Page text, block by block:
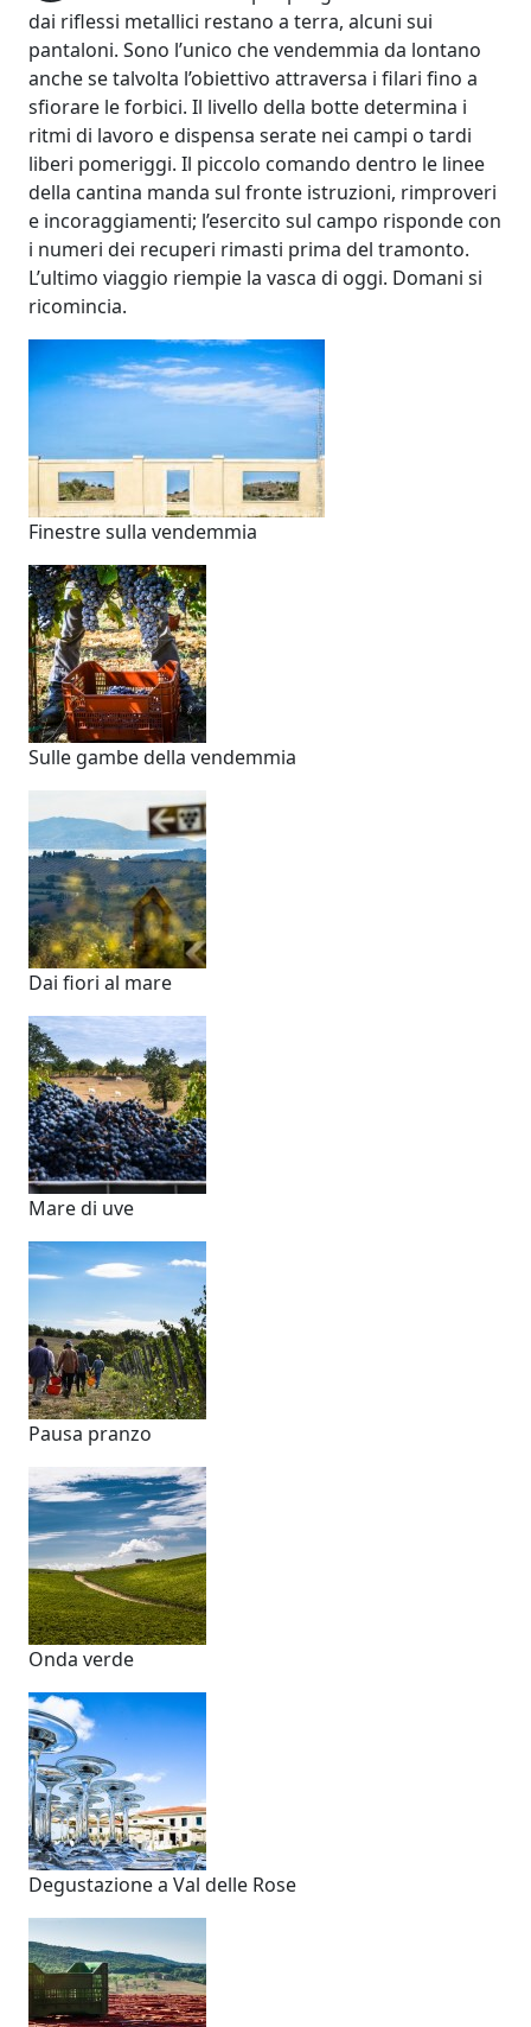
dai riflessi metallici restano a terra, alcuni sui
pantaloni. Sono l’unico che vendemmia da lontano
anche se talvolta l’obiettivo attraversa i filari fino a
sfiorare le forbici. Il livello della botte determina i
ritmi di lavoro e dispensa serate nei campi o tardi
liberi pomeriggi. Il piccolo comando dentro le linee
della cantina manda sul fronte istruzioni, rimproveri
e incoraggiamenti; l’esercito sul campo risponde con
i numeri dei recuperi rimasti prima del tramonto.
L’ultimo viaggio riempie la vasca di oggi. Domani si
ricomincia.
Finestre sulla vendemmia
Sulle gambe della vendemmia
Dai fiori al mare
Mare di uve
Pausa pranzo
Onda verde
Degustazione a Val delle Rose